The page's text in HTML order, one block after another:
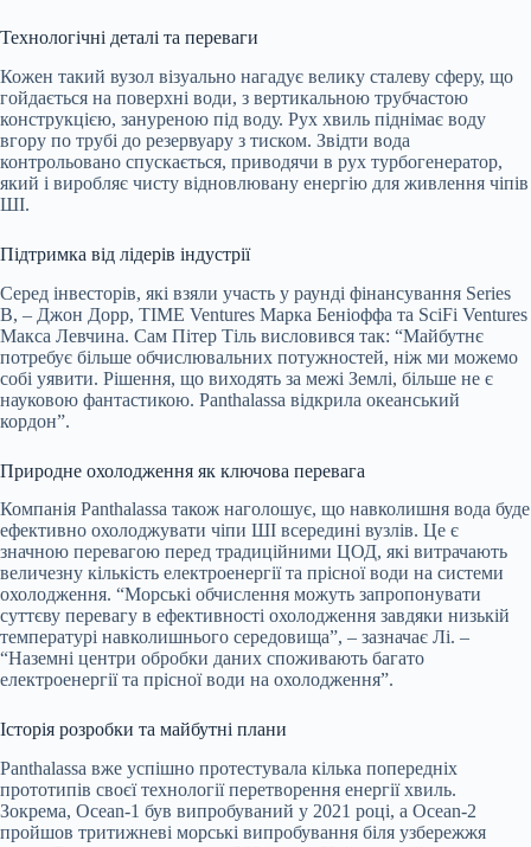
Технологічні деталі та переваги
Кожен такий вузол візуально нагадує велику сталеву сферу, що
гойдається на поверхні води, з вертикальною трубчастою
конструкцією, зануреною під воду. Рух хвиль піднімає воду
вгору по трубі до резервуару з тиском. Звідти вода
контрольовано спускається, приводячи в рух турбогенератор,
який і виробляє чисту відновлювану енергію для живлення чіпів
ШІ.
Підтримка від лідерів індустрії
Серед інвесторів, які взяли участь у раунді фінансування Series
B, – Джон Дорр, TIME Ventures Марка Беніоффа та SciFi Ventures
Макса Левчина. Сам Пітер Тіль висловився так: “Майбутнє
потребує більше обчислювальних потужностей, ніж ми можемо
собі уявити. Рішення, що виходять за межі Землі, більше не є
науковою фантастикою. Panthalassa відкрила океанський
кордон”.
Природне охолодження як ключова перевага
Компанія Panthalassa також наголошує, що навколишня вода буде
ефективно охолоджувати чіпи ШІ всередині вузлів. Це є
значною перевагою перед традиційними ЦОД, які витрачають
величезну кількість електроенергії та прісної води на системи
охолодження. “Морські обчислення можуть запропонувати
суттєву перевагу в ефективності охолодження завдяки низькій
температурі навколишнього середовища”, – зазначає Лі. –
“Наземні центри обробки даних споживають багато
електроенергії та прісної води на охолодження”.
Історія розробки та майбутні плани
Panthalassa вже успішно протестувала кілька попередніх
прототипів своєї технології перетворення енергії хвиль.
Зокрема, Ocean-1 був випробуваний у 2021 році, а Ocean-2
пройшов тритижневі морські випробування біля узбережжя